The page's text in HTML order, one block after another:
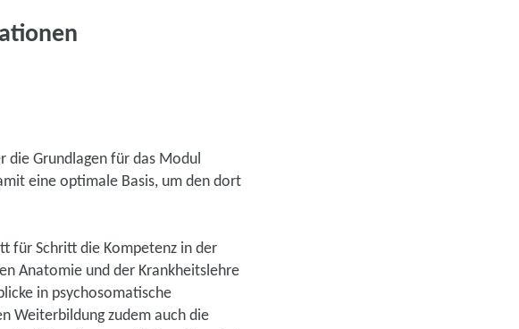
die Grundlagen für das Modul
eine optimale Basis, um den dort
für Schritt die Kompetenz in der
Anatomie und der Krankheitslehre
in psychosomatische
Weiterbildung zudem auch die